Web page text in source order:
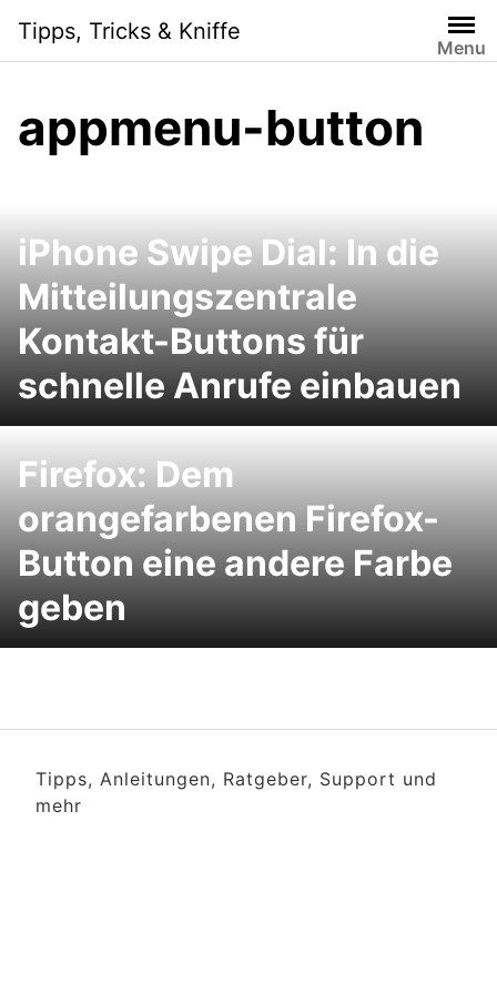
content
Tipps, Tricks & Kniffe
Menu
appmenu-button
iPhone Swipe Dial: In die
Mitteilungszentrale
Kontakt-Buttons für
schnelle Anrufe einbauen
Firefox: Dem
orangefarbenen Firefox-
Button eine andere Farbe
geben
Tipps, Anleitungen, Ratgeber, Support und
mehr